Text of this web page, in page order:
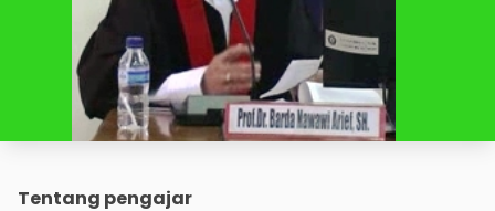
Tentang pengajar